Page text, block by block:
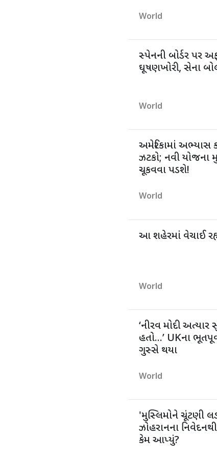
World
સ્પેનની બોર્ડર પર
ઘૂષણખોરી, સેના
World
અમેરિકામાં અભ્યાસ
ઝટકો; નવી યોજના
ચૂકવવા પડશે!
World
આ શહેરમાં વેચાઈ
World
‘નીરવ મોદી
હતો...’ UKના
ગુસ્સે થયા
World
'મુસ્લિમોને ચૂંટણી
ઝોહરાનના
કેમ આપ્યું?